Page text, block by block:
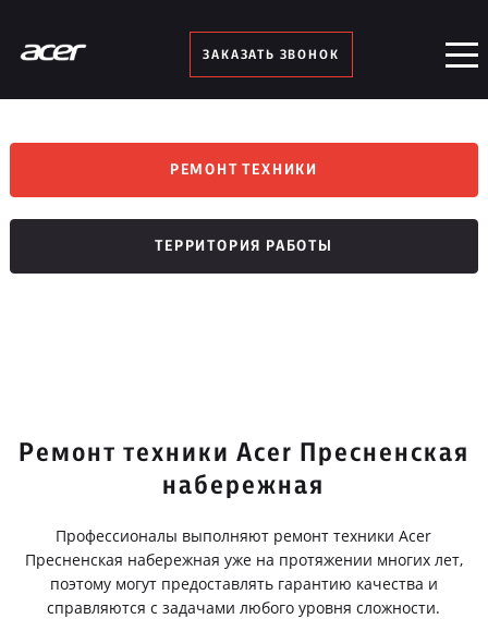
ЗАКАЗАТЬ ЗВОНОК
РЕМОНТ ТЕХНИКИ
ТЕРРИТОРИЯ РАБОТЫ
Ремонт техники Acer Пресненская
набережная
Профессионалы выполняют ремонт техники Acer
Пресненская набережная уже на протяжении многих лет,
поэтому могут предоставлять гарантию качества и
справляются с задачами любого уровня сложности.